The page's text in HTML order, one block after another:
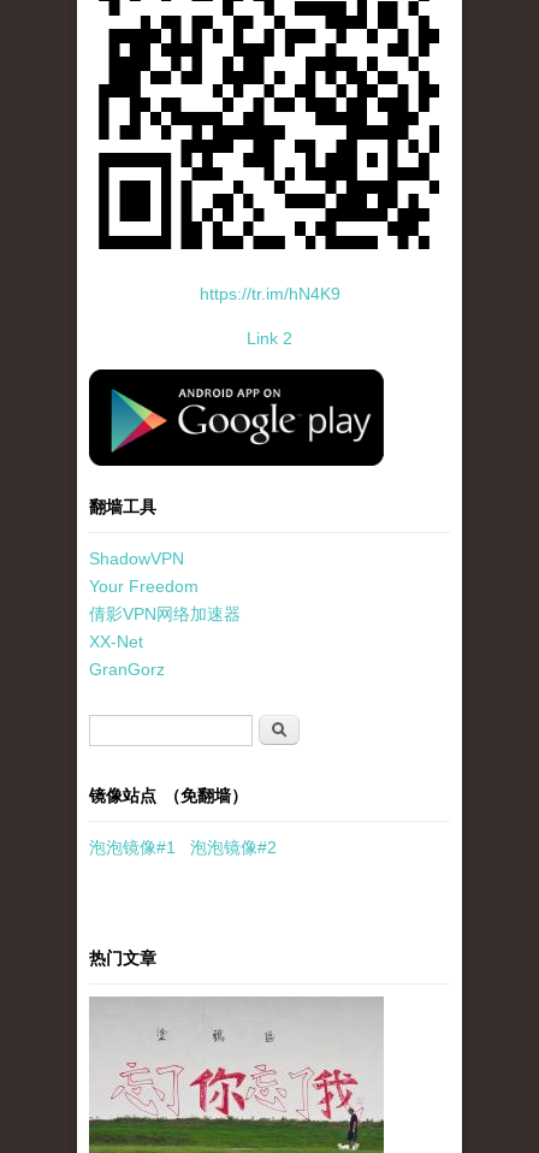
https://tr.im/hN4K9
Link 2
standard-icon-googleplay-app-store.png
翻墙工具
ShadowVPN
Your Freedom
倩影VPN网络加速器
XX-Net
GranGorz
搜索
镜像站点 （免翻墙）
泡泡镜像#1 泡泡镜像#2
热门文章